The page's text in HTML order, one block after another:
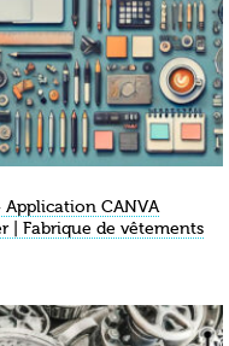
Application CANVA
| Fabrique de vêtements